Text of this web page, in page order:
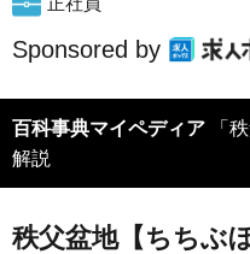
Sponsored by
百科事典マイペディア 「
解説
秩父盆地【ちちぶ